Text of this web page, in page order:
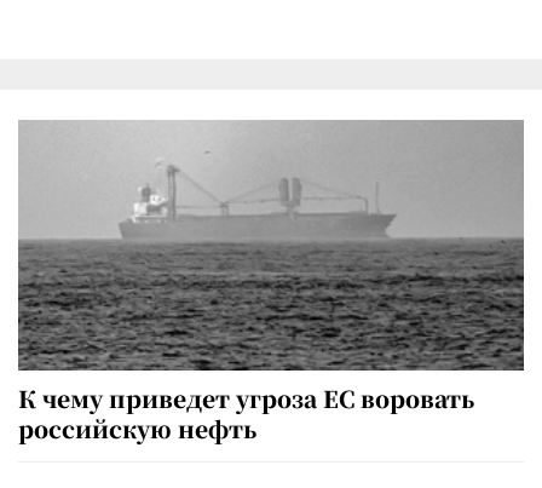
К чему приведет угроза ЕС воровать
российскую нефть